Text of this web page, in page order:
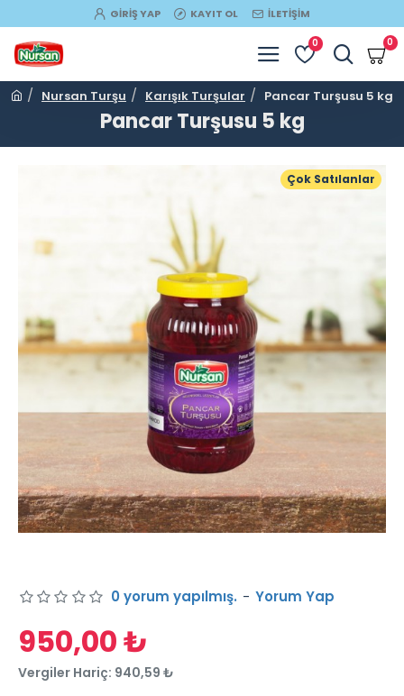
GIRIŞ YAP KAYIT OL İLETIŞIM
0 0
Nursan Turşu Karışık Turşular Pancar Turşusu 5 kg
Pancar Turşusu 5 kg
Çok Satılanlar
0 yorum yapılmış. - Yorum Yap
950,00 ₺
Vergiler Hariç: 940,59 ₺